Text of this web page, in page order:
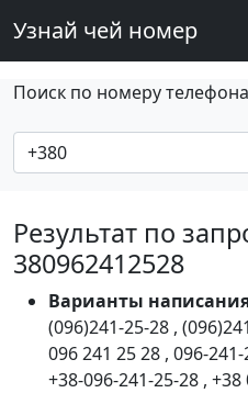
Узнай чей номер
Поиск по номеру
Результат по
380962412528
Варианты
(096)241-25-28 ,
096 241 25 28 , 096-
+38-096-241-25-28 , +38